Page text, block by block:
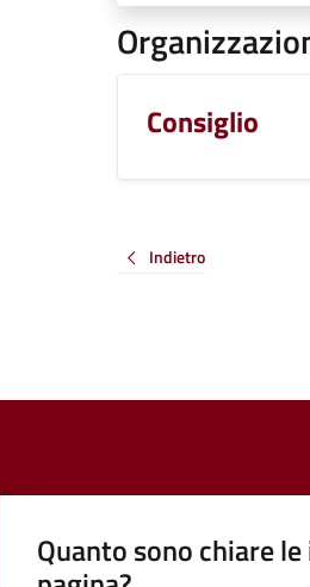
Consiglio
Indietro
Quanto sono chiare